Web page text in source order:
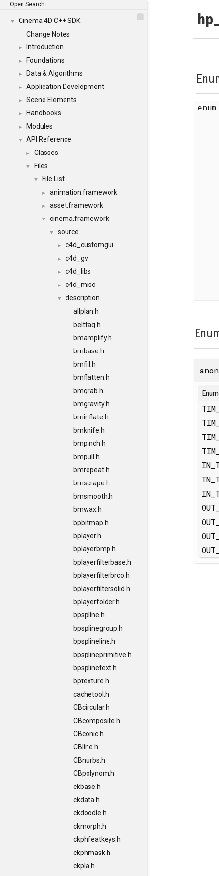
Open Search
▼
Cinema 4D C++ SDK
Change Notes
► Introduction
► Foundations
► Data & Algorithms
► Application Development
► Scene Elements
► Handbooks
► Modules
▼ API Reference
► Classes
▼ Files
▼ File List
► animation.framework
► asset.framework
▼ cinema.framework
▼ source
► c4d_customgui
► c4d_gv
► c4d_libs
► c4d_misc
▼
description
allplan.h
belttag.h
bmamplify.h
bmbase.h
bmfill.h
bmflatten.h
bmgrab.h
bmgravity.h
bminflate.h
bmknife.h
bmpinch.h
bmpull.h
bmrepeat.h
bmscrape.h
bmsmooth.h
bmwax.h
bpbitmap.h
bplayer.h
bplayerbmp.h
bplayerfilterbase.h
bplayerfilterbrco.h
bplayerfiltersolid.h
bplayerfolder.h
bpspline.h
bpsplinegroup.h
bpsplineline.h
bpsplineprimitive.h
bpsplinetext.h
bptexture.h
cachetool.h
CBcircular.h
CBcomposite.h
CBconic.h
CBline.h
CBnurbs.h
CBpolynom.h
ckbase.h
ckdata.h
ckdoodle.h
ckmorph.h
ckphfeatkeys.h
ckphmask.h
ckpla.h